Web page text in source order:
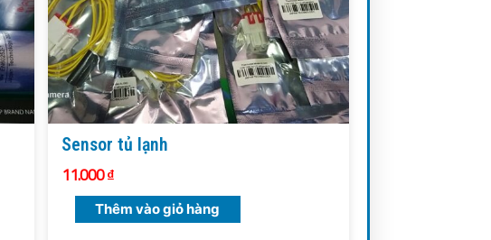
Sensor tủ lạnh
11.000₫
Thêm vào giỏ hàng